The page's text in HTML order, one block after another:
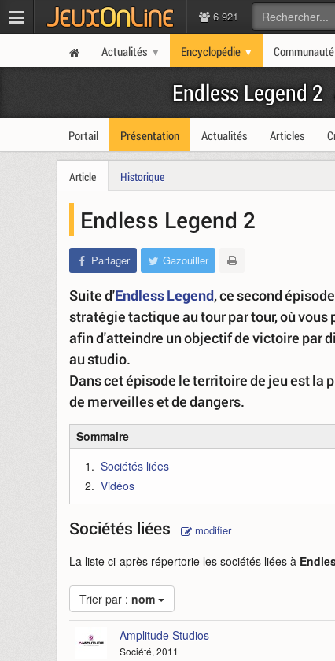
6 921
Actualités Encyclopédie Communauté
Endless Legend 2
Portail Présentation Actualités Articles
Article Historique
Endless Legend 2
Partager Gazouiller
Suite d'Endless Legend, ce second
stratégie tactique au tour par tour, où
afin d'atteindre un objectif de victoire par
au studio.
Dans cet épisode le territoire de jeu est la
de merveilles et de dangers.
Sommaire
Sociétés liées
Vidéos
Sociétés liées modifier
La liste ci-après répertorie les sociétés liées à
Trier par : nom
Amplitude Studios
Société, 2011